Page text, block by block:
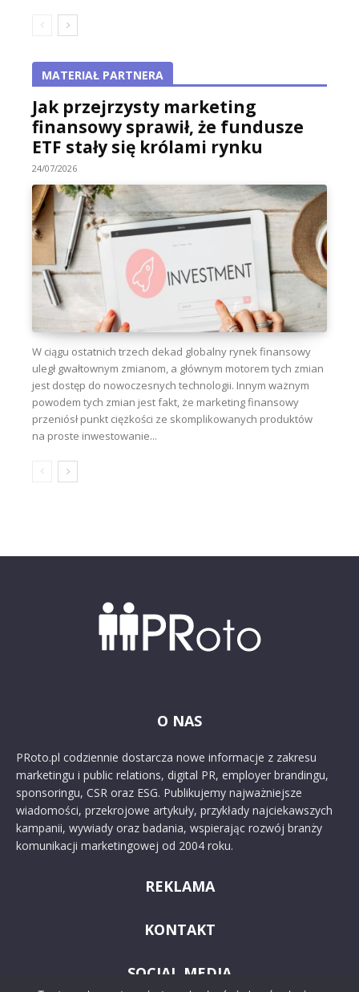
MATERIAŁ PARTNERA
Jak przejrzysty marketing
finansowy sprawił, że fundusze
ETF stały się królami rynku
24/07/2026
W ciągu ostatnich trzech dekad globalny rynek finansowy
uległ gwałtownym zmianom, a głównym motorem tych zmian
jest dostęp do nowoczesnych technologii. Innym ważnym
powodem tych zmian jest fakt, że marketing finansowy
przeniósł punkt ciężkości ze skomplikowanych produktów
na proste inwestowanie...
O NAS
PRoto.pl codziennie dostarcza nowe informacje z zakresu
marketingu i public relations, digital PR, employer brandingu,
sponsoringu, CSR oraz ESG. Publikujemy najważniejsze
wiadomości, przekrojowe artykuły, przykłady najciekawszych
kampanii, wywiady oraz badania, wspierając rozwój branży
komunikacji marketingowej od 2004 roku.
REKLAMA
KONTAKT
SOCIAL MEDIA